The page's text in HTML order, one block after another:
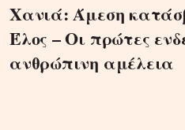
Χανιά: Άμεση
Έλος – Οι πρώτες
ανθρώπινη αμέλεια